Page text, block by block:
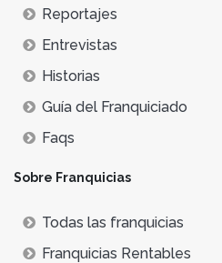
Reportajes
Entrevistas
Historias
Guía del Franquiciado
Faqs
Sobre Franquicias
Todas las franquicias
Franquicias Rentables